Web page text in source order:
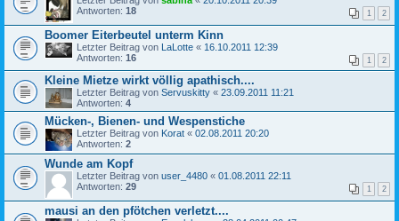
Antworten: 18 1 2
Boomer Eiterbeutel unterm Kinn
Letzter Beitrag von LaLotte « 16.10.2011 12:39
Antworten: 16 1 2
Kleine Mietze wirkt völlig apathisch....
Letzter Beitrag von Servuskitty « 23.09.2011 11:21
Antworten: 4
Mücken-, Bienen- und Wespenstiche
Letzter Beitrag von Korat « 02.08.2011 20:20
Antworten: 2
Wunde am Kopf
Letzter Beitrag von user_4480 « 01.08.2011 22:11
Antworten: 29 1 2
mausi an den pfötchen verletzt....